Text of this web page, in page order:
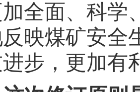
全面、科学
映煤矿安全
步，更加有